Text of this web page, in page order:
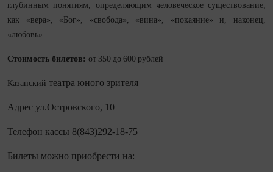
глубинным понятиям, определяющим человеческое существование,
как «вера», «Бог», «свобода», «вина», «покаяние» и, наконец,
«любовь».
Стоимость билетов: от 350 до 600 рублей
Казанский театра юного зрителя
Адрес ул.Островского, 10
Телефон кассы 8(843)292-18-75
Билеты можно приобрести на: